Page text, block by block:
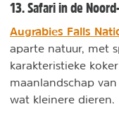
13. Safari in de
Augrabies Falls
aparte natuur, met
karakteristieke
maanlandschap
wat kleinere dieren.